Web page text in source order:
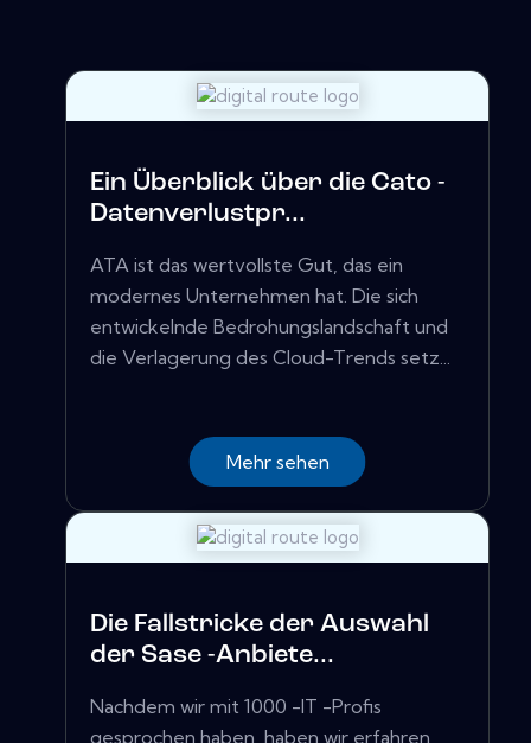
Ein Überblick über die Cato -
Datenverlustpr...
ATA ist das wertvollste Gut, das ein
modernes Unternehmen hat. Die sich
entwickelnde Bedrohungslandschaft und
die Verlagerung des Cloud-Trends setz...
Mehr sehen
Die Fallstricke der Auswahl
der Sase -Anbiete...
Nachdem wir mit 1000 -IT -Profis
gesprochen haben, haben wir erfahren,